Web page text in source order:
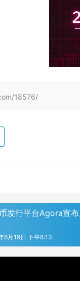
18576/
发行平台Agora宣
6月19日 下午8:13